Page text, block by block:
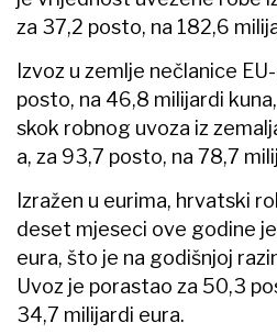
za 37,2 posto, na 182,6
Izvoz u zemlje nečlanice
posto, na 46,8 milijardi
skok robnog uvoza iz
a, za 93,7 posto, na 78,7
Izražen u eurima, hrvatski
deset mjeseci ove godine
eura, što je na godišnjoj
Uvoz je porastao za 50,3
34,7 milijardi eura.